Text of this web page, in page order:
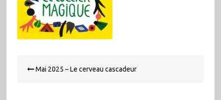
de Mai 2025 – Le cerveau cascadeur